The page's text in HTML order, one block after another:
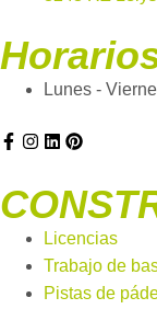
Lunes -
Licencias
Trabajo de
Pistas de